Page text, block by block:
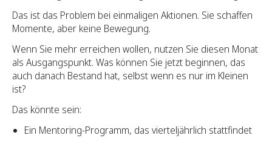
Das ist das Problem bei einmaligen Aktionen. Sie schaffen
Momente, aber keine Bewegung.
Wenn Sie mehr erreichen wollen, nutzen Sie diesen Monat
als Ausgangspunkt. Was können Sie jetzt beginnen, das
auch danach Bestand hat, selbst wenn es nur im Kleinen
ist?
Das könnte sein:
Ein Mentoring-Programm, das vierteljährlich stattfindet